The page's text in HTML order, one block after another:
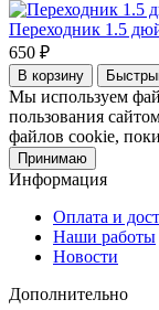
Переходник 1.5
650 ₽
В корзину
Мы используем
пользования
файлов cookie,
Принимаю
Информация
Оплата и
Наши работы
Новости
Дополнительно